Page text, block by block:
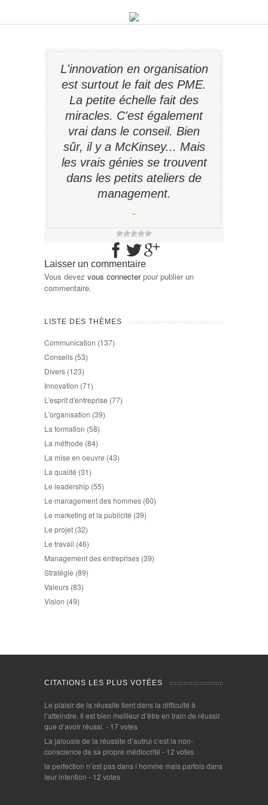
L'innovation en organisation
est surtout le fait des PME.
La petite échelle fait des
miracles. C'est également
vrai dans le conseil. Bien
sûr, il y a McKinsey... Mais
les vrais génies se trouvent
dans les petits ateliers de
manage­ment.
−
Laisser un commentaire
Vous devez vous connecterpour publier un
commentaire.
LISTE DES THÈMES
Communication (137)
Conseils (53)
Divers (123)
Innovation (71)
L'esprit d'entreprise (77)
L'organisation (39)
La formation (58)
La méthode (84)
La mise en oeuvre (43)
La qualité (31)
Le leadership (55)
Le management des hommes (60)
Le marketing et la publicité (39)
Le projet (32)
Le travail (46)
Management des entreprises (39)
Stratégie (89)
Valeurs (83)
Vision (49)
CITATIONS LES PLUS VOTÉES
Le plaisir de la réussite tient dans la difficulté à
l’atteindre. Il est bien meilleur d’être en train de réussir
que d’avoir réussi. - 17 votes
La jalousie de la réussite d’autrui c’est la non-
conscience de sa propre médiocrité - 12 votes
la perfection n’est pas dans l homme mais parfois dans
leur intention - 12 votes